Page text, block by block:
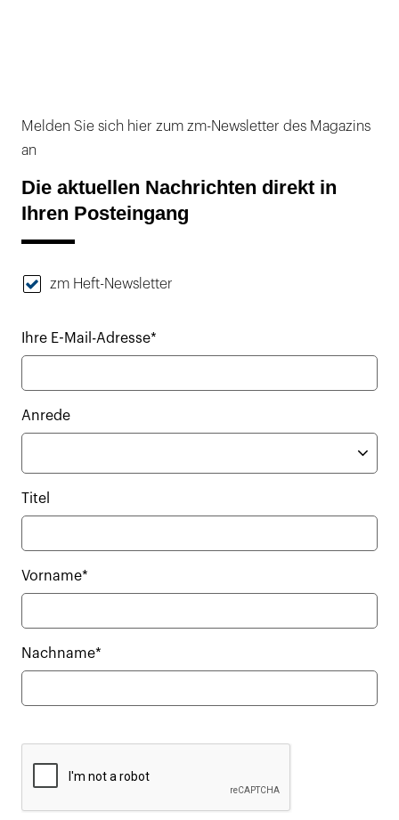
Melden Sie sich hier zum zm-Newsletter des Magazins
an
Die aktuellen Nachrichten direkt in
Ihren Posteingang
zm Heft-Newsletter
Ihre E-Mail-Adresse*
Anrede
Titel
Vorname*
Nachname*